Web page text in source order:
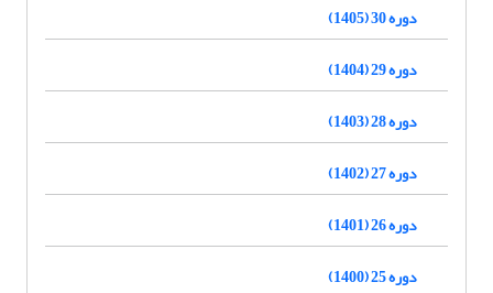
دوره 30 (1405)
دوره 29 (1404)
دوره 28 (1403)
دوره 27 (1402)
دوره 26 (1401)
دوره 25 (1400)